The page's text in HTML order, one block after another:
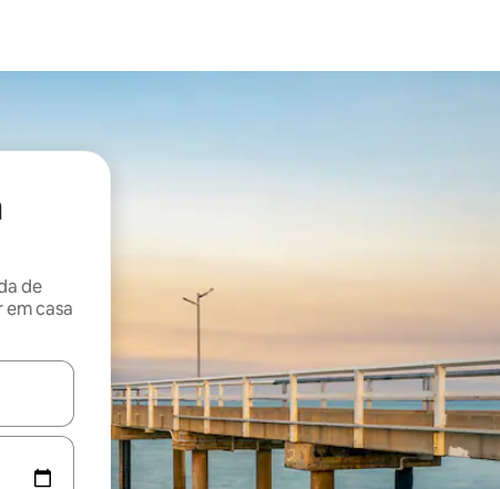
de
casa
explore-os usando as seta para cima e para baixo do teclado ou